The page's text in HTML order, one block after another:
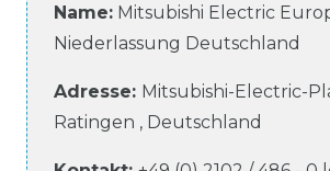
Name: Mitsubishi Electric
Niederlassung Deutschland
Adresse: Mitsubishi-Electric-
Ratingen , Deutschland